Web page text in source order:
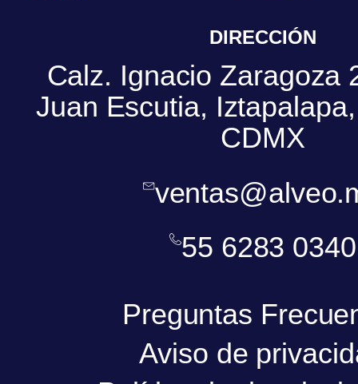
DIRECCIÓN
Calz. Ignacio Zaragoza
Juan Escutia,
CDMX
55 6283 0340
Preguntas
Aviso de